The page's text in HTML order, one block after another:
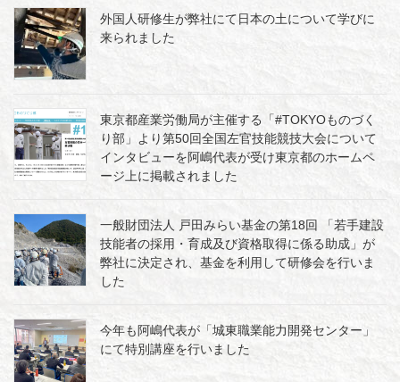
外国人研修生が弊社にて日本の土について学びに
来られました
東京都産業労働局が主催する「#TOKYOものづく
り部」より第50回全国左官技能競技大会について
インタビューを阿嶋代表が受け東京都のホームペ
ージ上に掲載されました
一般財団法人 戸田みらい基金の第18回 「若手建設
技能者の採用・育成及び資格取得に係る助成」が
弊社に決定され、基金を利用して研修会を行いま
した
今年も阿嶋代表が「城東職業能力開発センター」
にて特別講座を行いました